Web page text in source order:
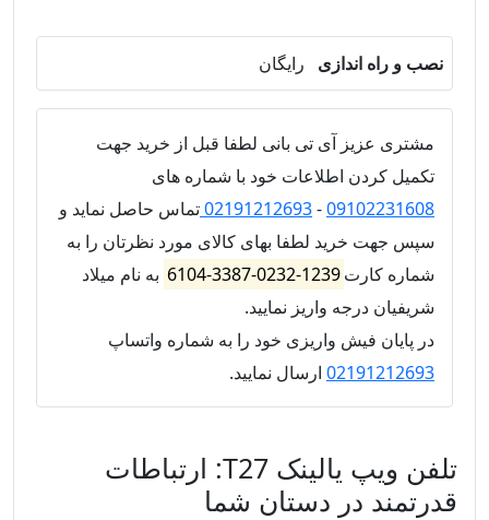
نصب و راه اندازی رایگان
مشتری عزیز آی تی بانی لطفا قبل از خرید جهت
تکمیل کردن اطلاعات خود با شماره های
09102231608
-
02191212693تماس حاصل نماید و
سپس جهت خرید لطفا بهای کالای مورد نظرتان را به
شماره کارت1239-0232-3387-6104
به نام میلاد
شریفیان درجه واریز نمایید.
در پایان فیش واریزی خود را به شماره واتساپ
02191212693 ارسال نمایید.
تلفن ویپ یالینک T27: ارتباطات
قدرتمند در دستان شما